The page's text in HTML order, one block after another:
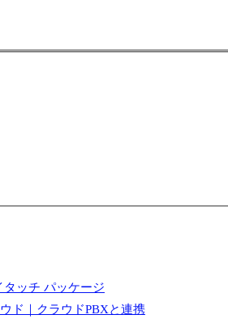
ッチ パッケージ
ド｜クラウドPBXと連携